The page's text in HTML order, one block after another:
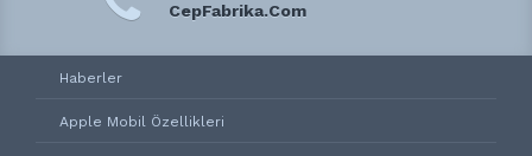
CepFabrika.Com
Haberler
Apple Mobil Özellikleri